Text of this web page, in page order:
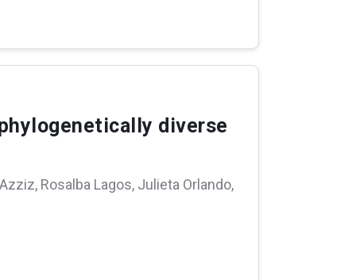
diverse
Rosalba Lagos, Julieta Orlando,